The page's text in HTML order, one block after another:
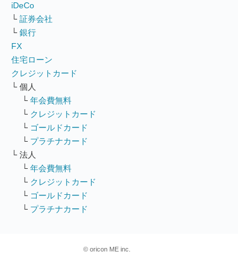
iDeCo
└ 証券会社
└ 銀行
FX
住宅ローン
クレジットカード
└ 個人
└ 年会費無料
└ クレジットカード
└ ゴールドカード
└ プラチナカード
└ 法人
└ 年会費無料
└ クレジットカード
└ ゴールドカード
└ プラチナカード
© oricon ME inc.